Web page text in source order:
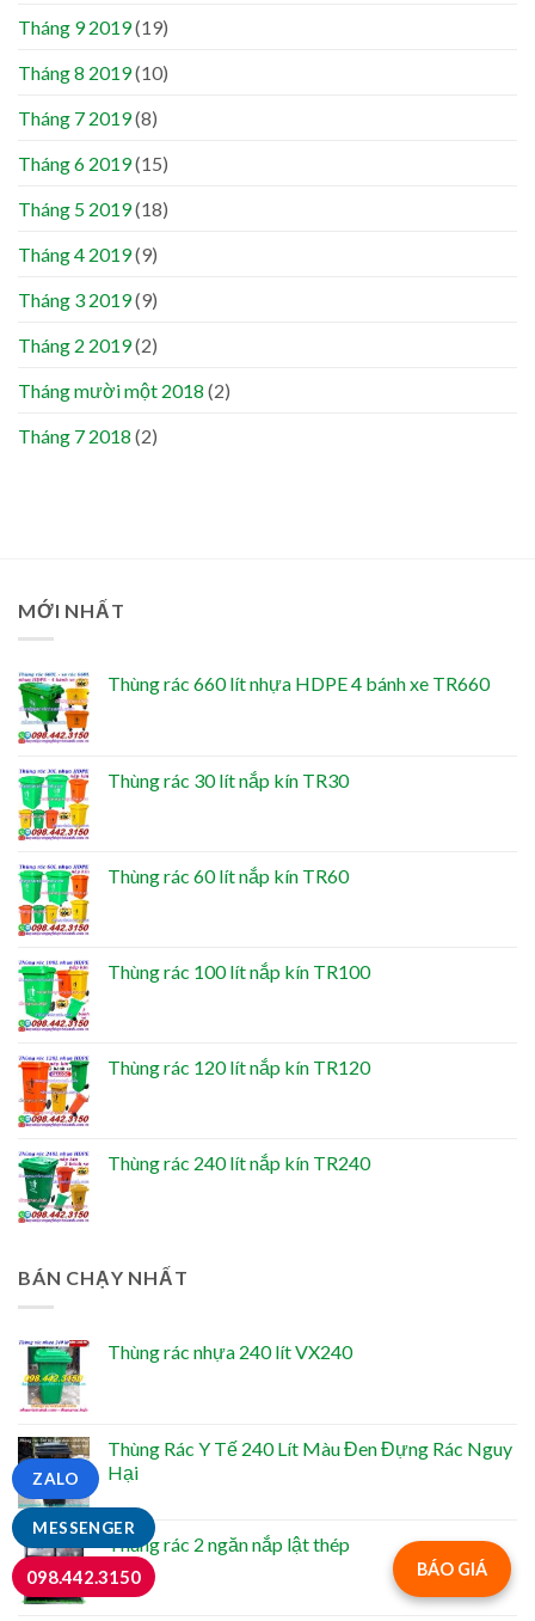
Tháng 9 2019(19)
Tháng 8 2019(10)
Tháng 7 2019(8)
Tháng 6 2019(15)
Tháng 5 2019(18)
Tháng 4 2019(9)
Tháng 3 2019(9)
Tháng 2 2019(2)
Tháng mười một 2018 (2)
Tháng 7 2018 (2)
MỚI NHẤT
Thùng rác 660 lít nhựa HDPE 4 bánh xe TR660
Thùng rác 30 lít nắp kín TR30
Thùng rác 60 lít nắp kín TR60
Thùng rác 100 lít nắp kín TR100
Thùng rác 120 lít nắp kín TR120
Thùng rác 240 lít nắp kín TR240
BÁN CHẠY NHẤT
Thùng rác nhựa 240 lít VX240
Thùng Rác Y Tế 240 Lít Màu Đen Đựng Rác Nguy
Hại
Thùng rác 2 ngăn nắp lật thép
BÁO GIÁ
MESSENGER
ZALO
098.442.3150